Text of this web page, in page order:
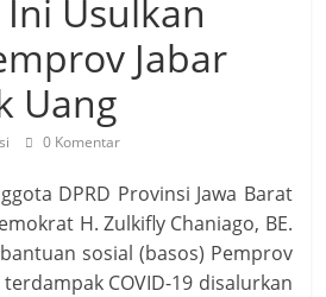
Usulkan
Jabar
Uang
0 Komentar
DPRD Provinsi Jawa Barat
H. Zulkifly Chaniago, BE.
sosial (basos) Pemprov
COVID-19 disalurkan